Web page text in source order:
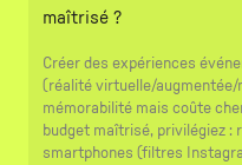
maîtrisé ?
Créer des expériences
(réalité virtuelle/
mémorabilité mais coûte
budget maîtrisé, privilégiez :
smartphones (filtres